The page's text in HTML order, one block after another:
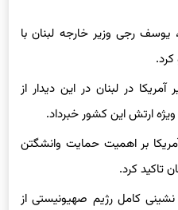
یوسف رجی وزیر خارجه لبنان با
کرد.
در لبنان در این دیدار از
ارتش این کشور خبرداد.
بر اهمیت حمایت وانشگتن
تاکید کرد.
کامل رژیم صهیونیستی از